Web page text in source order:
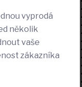
vyprodá
několik
vaše
zákazníka